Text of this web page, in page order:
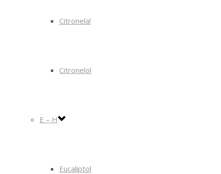
Citronelal
Citronelol
E – H
Eucaliptol